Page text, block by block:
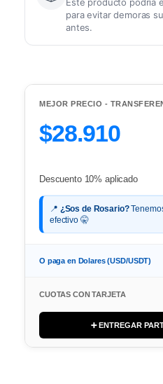
para evitar demoras
antes.
MEJOR PRECIO -
$28.910
Descuento 10% aplicado
📍 ¿Sos de Rosario?
efectivo 🤫
O paga en Dolares (USD/USDT)
CUOTAS CON TARJETA
➕ ENTREGAR